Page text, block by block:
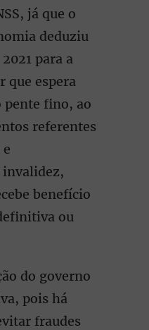
já que o
deduziu
para a
que espera
pente fino, ao
referentes
invalidez,
benefício
ou
do governo
pois há
fraudes